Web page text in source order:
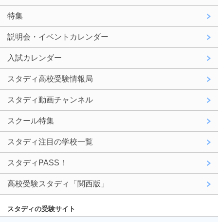
特集
説明会・イベントカレンダー
入試カレンダー
スタディ高校受験情報局
スタディ動画チャンネル
スクール特集
スタディ注目の学校一覧
スタディPASS！
高校受験スタディ「関西版」
スタディの受験サイト